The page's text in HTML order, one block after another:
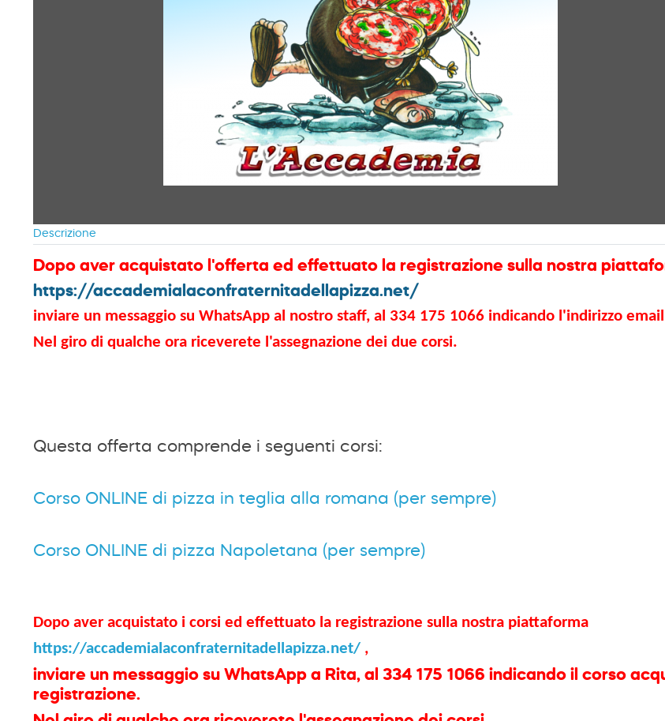
Descrizione
Dopo aver acquistato l'offerta ed effettuato la registrazione sulla nostra
https://accademialaconfraternitadellapizza.net/
inviare un messaggio su WhatsApp al nostro staff, al 334 175 1066 indicando l'indirizzo
Nel giro di qualche ora riceverete l'assegnazione dei due corsi.
Questa offerta comprende i seguenti corsi:
Corso ONLINE di pizza in teglia alla romana (per sempre)
Corso ONLINE di pizza Napoletana (per sempre)
Dopo aver acquistato i corsi ed effettuato la registrazione sulla nostra piattaforma
https://accademialaconfraternitadellapizza.net/ ,
inviare un messaggio su WhatsApp a Rita, al 334 175 1066 indicando il corso
registrazione.